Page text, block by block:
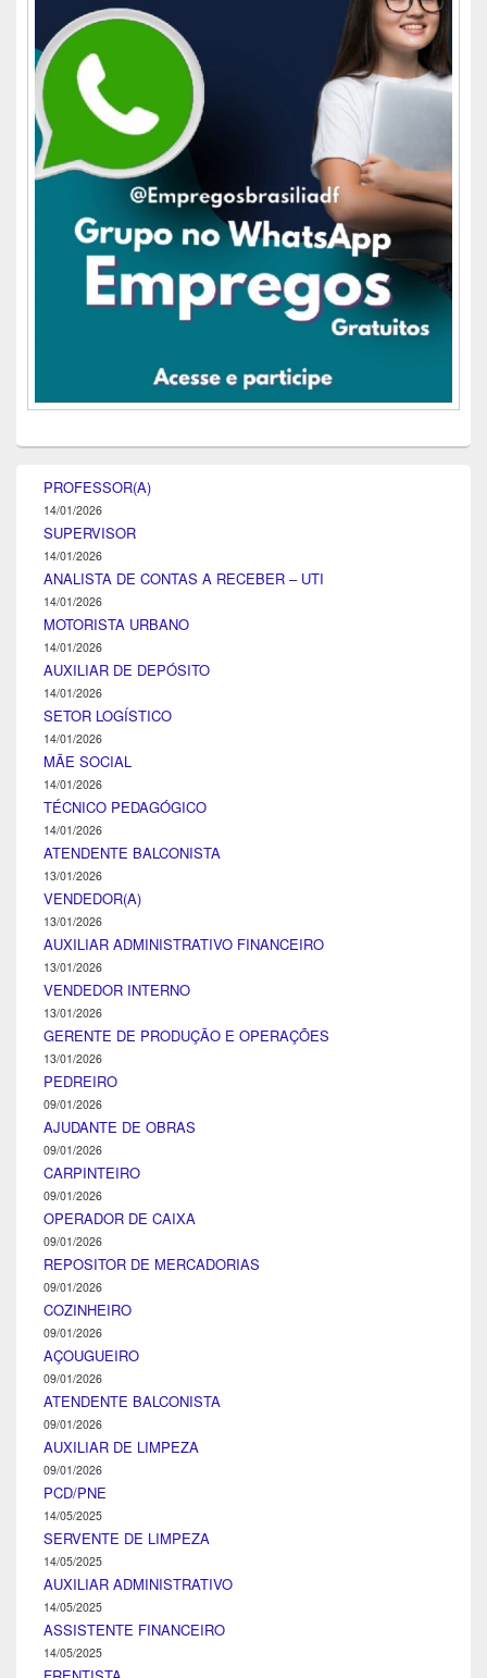
PROFESSOR(A)
14/01/2026
SUPERVISOR
14/01/2026
ANALISTA DE CONTAS A RECEBER – UTI
14/01/2026
MOTORISTA URBANO
14/01/2026
AUXILIAR DE DEPÓSITO
14/01/2026
SETOR LOGÍSTICO
14/01/2026
MÃE SOCIAL
14/01/2026
TÉCNICO PEDAGÓGICO
14/01/2026
ATENDENTE BALCONISTA
13/01/2026
VENDEDOR(A)
13/01/2026
AUXILIAR ADMINISTRATIVO FINANCEIRO
13/01/2026
VENDEDOR INTERNO
13/01/2026
GERENTE DE PRODUÇÃO E OPERAÇÕES
13/01/2026
PEDREIRO
09/01/2026
AJUDANTE DE OBRAS
09/01/2026
CARPINTEIRO
09/01/2026
OPERADOR DE CAIXA
09/01/2026
REPOSITOR DE MERCADORIAS
09/01/2026
COZINHEIRO
09/01/2026
AÇOUGUEIRO
09/01/2026
ATENDENTE BALCONISTA
09/01/2026
AUXILIAR DE LIMPEZA
09/01/2026
PCD/PNE
14/05/2025
SERVENTE DE LIMPEZA
14/05/2025
AUXILIAR ADMINISTRATIVO
14/05/2025
ASSISTENTE FINANCEIRO
14/05/2025